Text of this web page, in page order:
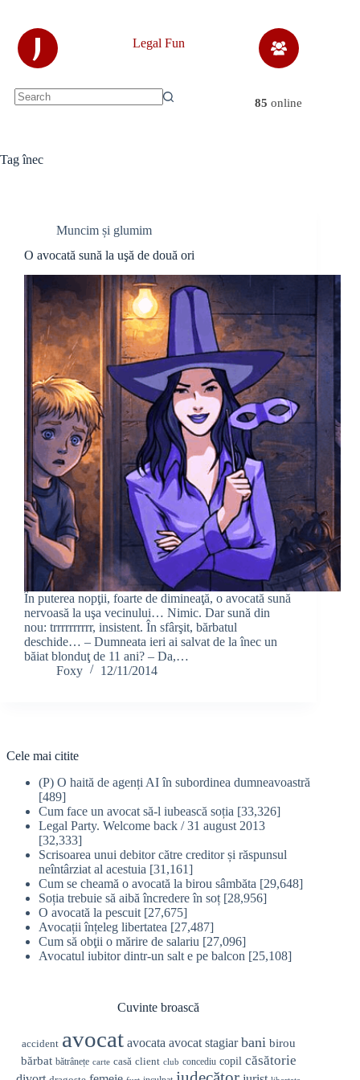
content
J Legal Fun
85 online
Tagînec
Muncim și glumim
O avocată sună la uşă de două ori
În puterea nopţii, foarte de dimineaţă, o avocată sună
nervoasă la uşa vecinului… Nimic. Dar sună din
nou: trrrrrrrrrr, insistent. În sfârşit, bărbatul
deschide… – Dumneata ieri ai salvat de la înec un
băiat blonduţ de 11 ani? – Da,…
Foxy
12/11/2014
Cele mai citite
(P) O haită de agenți AI în subordinea dumneavoastră
[489]
Cum face un avocat să-l iubească soția [33,326]
Legal Party. Welcome back / 31 august 2013
[32,333]
Scrisoarea unui debitor către creditor și răspunsul
neîntârziat al acestuia [31,161]
Cum se cheamă o avocată la birou sâmbăta [29,648]
Soția trebuie să aibă încredere în soț [28,956]
O avocată la pescuit [27,675]
Avocații înțeleg libertatea [27,487]
Cum să obţii o mărire de salariu [27,096]
Avocatul iubitor dintr-un salt e pe balcon [25,108]
Cuvinte broască
accident avocat avocata avocat stagiar bani birou
bărbat bătrânețe carte casă client club concediu copil căsătorie